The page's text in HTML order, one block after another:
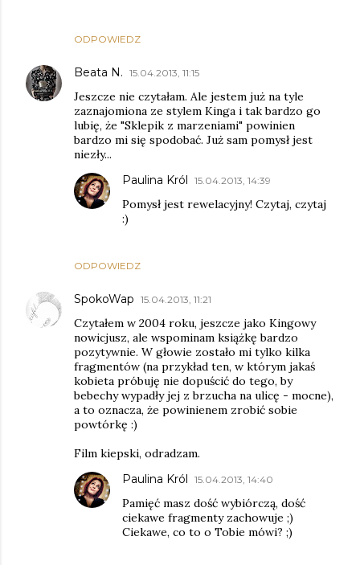
ODPOWIEDZ
Beata N. 15.04.2013, 11:15
Jeszcze nie czytałam. Ale jestem już na tyle
zaznajomiona ze stylem Kinga i tak bardzo go
lubię, że "Sklepik z marzeniami" powinien
bardzo mi się spodobać. Już sam pomysł jest
niezły...
ODPOWIEDZ
Paulina Król 15.04.2013, 14:39
Pomysł jest rewelacyjny! Czytaj, czytaj
:)
SpokoWap 15.04.2013, 11:21
Czytałem w 2004 roku, jeszcze jako Kingowy
nowicjusz, ale wspominam książkę bardzo
pozytywnie. W głowie zostało mi tylko kilka
fragmentów (na przykład ten, w którym jakaś
kobieta próbuję nie dopuścić do tego, by
bebechy wypadły jej z brzucha na ulicę - mocne),
a to oznacza, że powinienem zrobić sobie
powtórkę :)
Film kiepski, odradzam.
Paulina Król 15.04.2013, 14:40
Pamięć masz dość wybiórczą, dość
ciekawe fragmenty zachowuje ;)
Ciekawe, co to o Tobie mówi? ;)